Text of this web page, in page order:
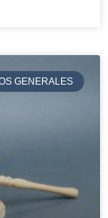
GENERALES